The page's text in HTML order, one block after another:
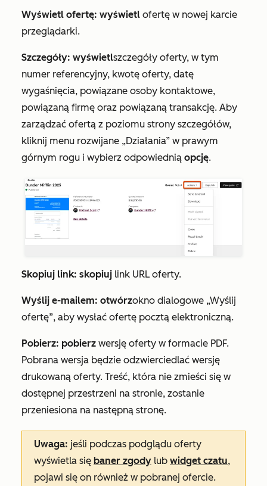
Wyświetl ofertę: wyświetl ofertę w nowej karcie
przeglądarki.
Szczegóły: wyświetlszczegóły oferty, w tym
numer referencyjny, kwotę oferty, datę
wygaśnięcia, powiązane osoby kontaktowe,
powiązaną firmę oraz powiązaną transakcję. Aby
zarządzać ofertą z poziomu strony szczegółów,
kliknij menu rozwijane „Działania” w prawym
górnym rogu i wybierz odpowiednią opcję.
Skopiuj link: skopiuj link URL oferty.
Wyślij e-mailem: otwórzokno dialogowe „Wyślij
ofertę”, aby wysłać ofertę pocztą elektroniczną.
Pobierz: pobierz wersję oferty w formacie PDF.
Pobrana wersja będzie odzwierciedlać wersję
drukowaną oferty. Treść, która nie zmieści się w
dostępnej przestrzeni na stronie, zostanie
przeniesiona na następną stronę.
Uwaga: jeśli podczas podglądu oferty
wyświetla się baner zgody lub widget czatu,
pojawi się on również w pobranej ofercie.